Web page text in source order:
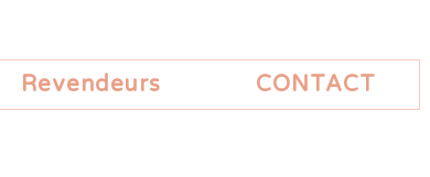
Revendeurs CONTACT